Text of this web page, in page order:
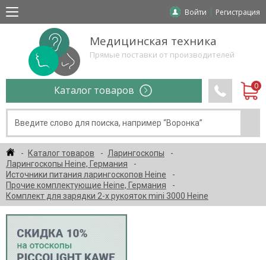
Войти Регистрация
Медицинская техника
Прямые поставки от производителей
Каталог товаров
Каталог товаров
Ларингоскопы
Ларингоскопы Heine, Германия
Источники питания ларингоскопов Heine
Прочие комплектующие Heine, Германия
Комплект для зарядки 2-х рукояток mini 3000 Heine